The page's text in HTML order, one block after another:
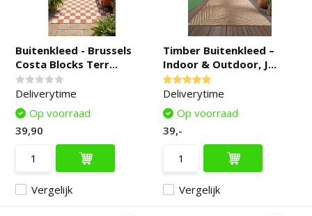
Buitenkleed - Brussels
Costa Blocks Terr...
Deliverytime
Vergelijk
Op voorraad
39,90
Timber Buitenkleed –
Indoor & Outdoor, J...
Deliverytime
Vergelijk
Op voorraad
39,-